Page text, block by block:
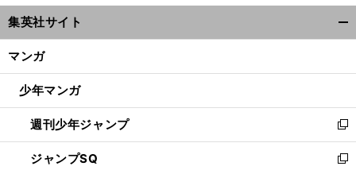
ウ
ィ
ン
ウ
開
く
集英社サイト
マンガ
少年マンガ
週刊少年ジャンプ
新
し
い
ジャンプSQ
新